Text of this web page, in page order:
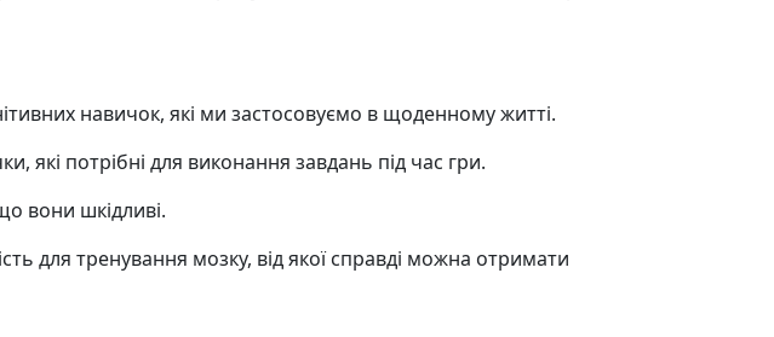
навичок, які ми застосовуємо в щоденному житті.
які потрібні для виконання завдань під час гри.
вони шкідливі.
для тренування мозку, від якої справді можна отримати